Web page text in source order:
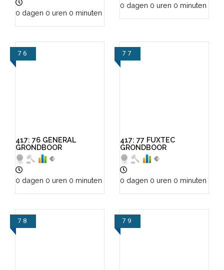
0 dagen 0 uren 0 minuten
0 dagen 0 uren 0 minuten
76
417: 76 GENERAL
GRONDBOOR
0 dagen 0 uren 0 minuten
77
417: 77 FUXTEC
GRONDBOOR
0 dagen 0 uren 0 minuten
78 79